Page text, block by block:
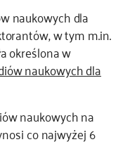
naukowych dla
w tym m.in.
określona w
naukowych dla
naukowych na
co najwyżej 6